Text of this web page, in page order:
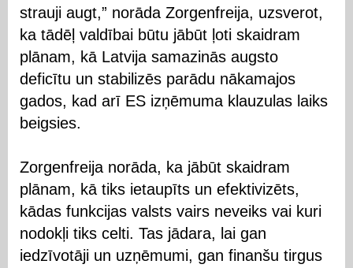
strauji augt,” norāda Zorgenfreija, uzsverot,
ka tādēļ valdībai būtu jābūt ļoti skaidram
plānam, kā Latvija samazinās augsto
deficītu un stabilizēs parādu nākamajos
gados, kad arī ES izņēmuma klauzulas laiks
beigsies.
Zorgenfreija norāda, ka jābūt skaidram
plānam, kā tiks ietaupīts un efektivizēts,
kādas funkcijas valsts vairs neveiks vai kuri
nodokļi tiks celti. Tas jādara, lai gan
iedzīvotāji un uzņēmumi, gan finanšu tirgus